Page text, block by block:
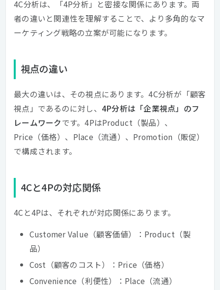
4C分析は、「4P分析」と密接な関係にあります。両
者の違いと関連性を理解することで、より多角的なマ
ーケティング戦略の立案が可能になります。
視点の違い
最大の違いは、その視点にあります。4C分析が「顧客
視点」であるのに対し、 4P分析は「企業視点」のフ
レームワークです。4PはProduct（製品）、
Price（価格）、Place（流通）、Promotion（販促）
で構成されます。
4Cと4Pの対応関係
4Cと4Pは、それぞれが対応関係にあります。
Customer Value（顧客価値）：Product（製
品）
Cost（顧客のコスト）：Price（価格）
Convenience（利便性）：Place（流通）